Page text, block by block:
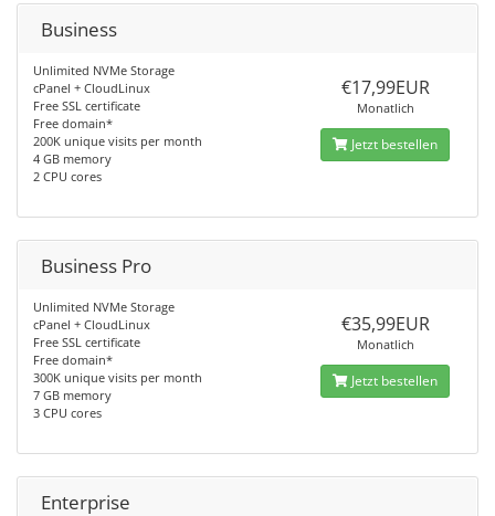
Business
Unlimited NVMe Storage
cPanel + CloudLinux
Free SSL certificate
Free domain*
200K unique visits per month
4 GB memory
2 CPU cores
€17,99EUR
Monatlich
Jetzt bestellen
Business Pro
Unlimited NVMe Storage
cPanel + CloudLinux
Free SSL certificate
Free domain*
300K unique visits per month
7 GB memory
3 CPU cores
€35,99EUR
Monatlich
Jetzt bestellen
Enterprise